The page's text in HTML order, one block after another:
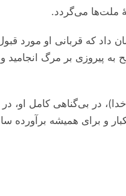
ملت‌ها می‌‌گردد.
که قربانی او مورد
بر مرگ انجامید و
در بی‌گناهی کامل او، در
و برای همیشه برآورده